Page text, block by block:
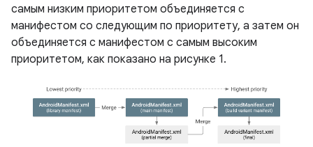
самым низким приоритетом объединяется с
манифестом со следующим по приоритету, а затем он
объединяется с манифестом с самым высоким
приоритетом, как показано на рисунке 1.